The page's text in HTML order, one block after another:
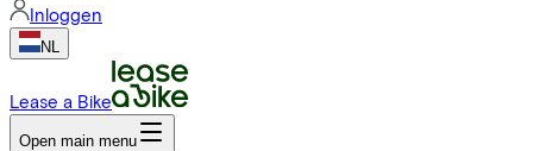
Inloggen
NL
Lease a Bike
Open main menu